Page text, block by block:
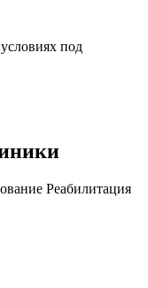
под
Реабилитация